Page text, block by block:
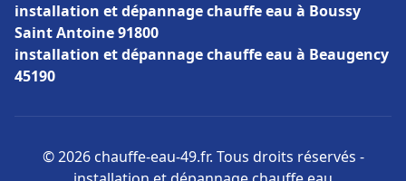
installation et dépannage chauffe eau à Boussy
Saint Antoine 91800
installation et dépannage chauffe eau à Beaugency
45190
© 2026 chauffe-eau-49.fr. Tous droits réservés -